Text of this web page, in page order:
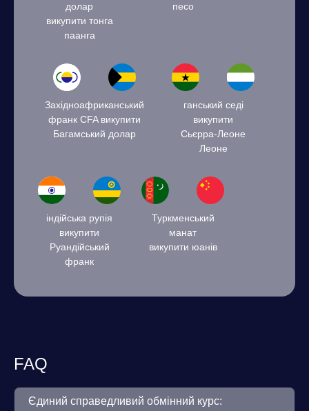
долар
викупити тонга
паанга
песо
Західноафриканський
франк CFA викупити
Багамський долар
ганський седі
викупити
Сьєрра-Леоне
Леоне
індійська рупія
викупити
Руандійський
франк
Туркменський
манат
викупити юанів
FAQ
Єдиний справедливий обмінний курс: